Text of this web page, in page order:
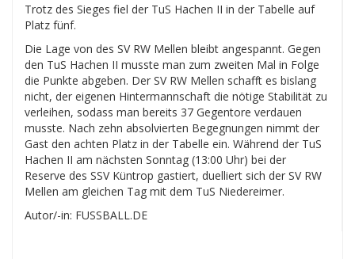
Trotz des Sieges fiel der TuS Hachen II in der Tabelle auf
Platz fünf.
Die Lage von des SV RW Mellen bleibt angespannt. Gegen
den TuS Hachen II musste man zum zweiten Mal in Folge
die Punkte abgeben. Der SV RW Mellen schafft es bislang
nicht, der eigenen Hintermannschaft die nötige Stabilität zu
verleihen, sodass man bereits 37 Gegentore verdauen
musste. Nach zehn absolvierten Begegnungen nimmt der
Gast den achten Platz in der Tabelle ein. Während der TuS
Hachen II am nächsten Sonntag (13:00 Uhr) bei der
Reserve des SSV Küntrop gastiert, duelliert sich der SV RW
Mellen am gleichen Tag mit dem TuS Niedereimer.
Autor/-in: FUSSBALL.DE